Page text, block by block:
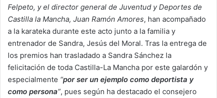
Felpeto, y el director general de Juventud y Deportes de
Castilla la Mancha, Juan Ramón Amores, han acompañado
a la karateka durante este acto junto a la familia y
entrenador de Sandra, Jesús del Moral. Tras la entrega de
los premios han trasladado a Sandra Sánchez la
felicitación de toda Castilla-La Mancha por este galardón y
especialmente “por ser un ejemplo como deportista y
como persona”, pues según ha destacado el consejero